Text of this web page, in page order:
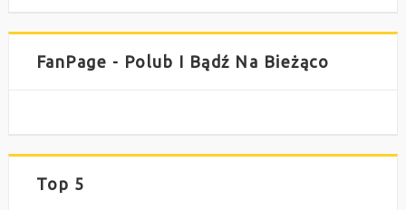
FanPage - Polub I Bądź Na Bieżąco
Top 5